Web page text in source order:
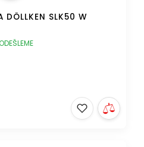
DÖLLKEN SLK50 W